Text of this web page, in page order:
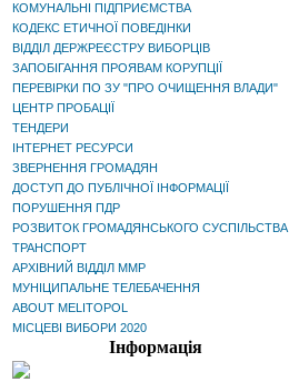
КОМУНАЛЬНІ ПІДПРИЄМСТВА
КОДЕКС ЕТИЧНОЇ ПОВЕДІНКИ
ВІДДІЛ ДЕРЖРЕЄСТРУ ВИБОРЦІВ
ЗАПОБІГАННЯ ПРОЯВАМ КОРУПЦІЇ
ПЕРЕВІРКИ ПО ЗУ "ПРО ОЧИЩЕННЯ ВЛАДИ"
ЦЕНТР ПРОБАЦІЇ
ТЕНДЕРИ
ІНТЕРНЕТ РЕСУРСИ
ЗВЕРНЕННЯ ГРОМАДЯН
ДОСТУП ДО ПУБЛІЧНОЇ ІНФОРМАЦІЇ
ПОРУШЕННЯ ПДР
РОЗВИТОК ГРОМАДЯНСЬКОГО СУСПІЛЬСТВА
ТРАНСПОРТ
АРХІВНИЙ ВІДДІЛ ММР
МУНІЦИПАЛЬНЕ ТЕЛЕБАЧЕННЯ
ABOUT MELITOPOL
МІСЦЕВІ ВИБОРИ 2020
Інформація